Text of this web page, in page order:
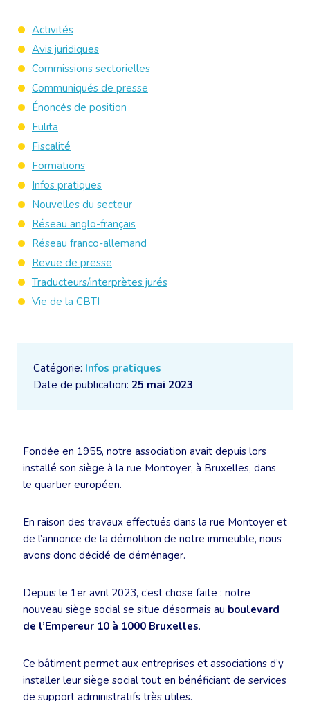
Catégorie: Infos pratiques
Date de publication: 25 mai 2023
Fondée en 1955, notre association avait depuis lors
installé son siège à la rue Montoyer, à Bruxelles, dans
le quartier européen.
En raison des travaux effectués dans la rue Montoyer et
de l’annonce de la démolition de notre immeuble, nous
avons donc décidé de déménager.
Depuis le 1er avril 2023, c’est chose faite : notre
nouveau siège social se situe désormais au boulevard
de l’Empereur 10 à 1000 Bruxelles.
Ce bâtiment permet aux entreprises et associations d’y
installer leur siège social tout en bénéficiant de services
de support administratifs très utiles.
Activités
Avis juridiques
Commissions sectorielles
Communiqués de presse
Énoncés de position
Eulita
Fiscalité
Formations
Infos pratiques
Nouvelles du secteur
Réseau anglo-français
Réseau franco-allemand
Revue de presse
Traducteurs/interprètes jurés
Vie de la CBTI